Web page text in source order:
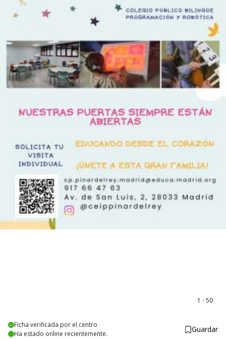
1 /50
Ficha verificada por el centro
Ha estado online recientemente.
Guardar